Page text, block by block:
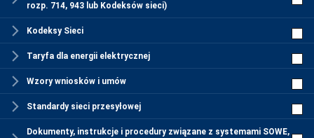
rozp. 714, 943 lub Kodeksów sieci)
Kodeksy Sieci
Taryfa dla energii elektrycznej
Wzory wniosków i umów
Standardy sieci przesyłowej
Dokumenty, instrukcje i procedury związane z systemami SOWE,